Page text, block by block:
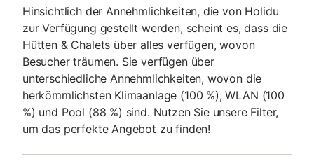
Hinsichtlich der Annehmlichkeiten, die von Holidu
zur Verfügung gestellt werden, scheint es, dass die
Hütten & Chalets über alles verfügen, wovon
Besucher träumen. Sie verfügen über
unterschiedliche Annehmlichkeiten, wovon die
herkömmlichsten Klimaanlage (100 %), WLAN (100
%) und Pool (88 %) sind. Nutzen Sie unsere Filter,
um das perfekte Angebot zu finden!